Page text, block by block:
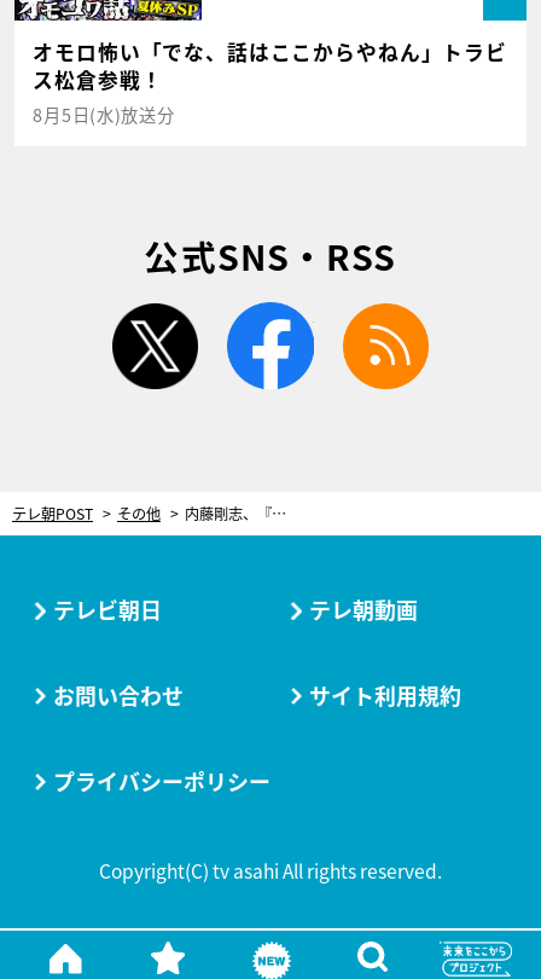
オモロ怖い「でな、話はここからやねん」トラビ
ス松倉参戦！
8月5日(水)放送分
公式SNS・RSS
twitter facebook
テレ朝POST その他 内藤剛志、『警視庁・捜査一課長』は「シーズン1から間違いなく進化」と自信
テレビ朝日 テレ朝動画
お問い合わせ サイト利用規約
プライバシーポリシー
Copyright(C) tv asahi All rights reserved.